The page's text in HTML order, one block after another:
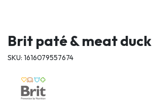
Brit paté & meat duck
SKU: 1616079557674